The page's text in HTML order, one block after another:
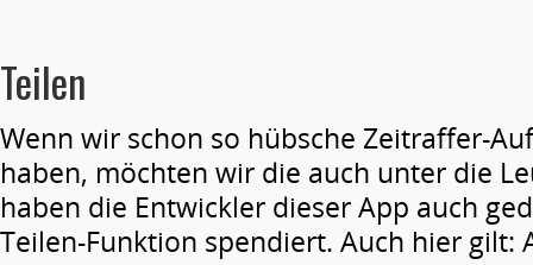
Teilen
Wenn wir schon so hübsche Zeitraffer-
haben, möchten wir die auch unter die
haben die Entwickler dieser App auch
Teilen-Funktion spendiert. Auch hier gilt: